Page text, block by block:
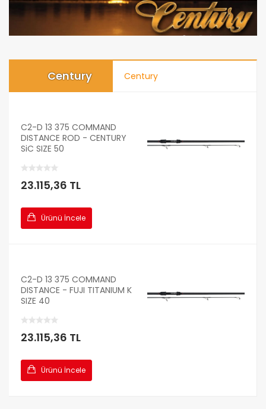
Century Century
C2-D 13 375 COMMAND
DISTANCE ROD - CENTURY
SiC SIZE 50
23.115,36 TL
Ürünü İncele
C2-D 13 375 COMMAND
DISTANCE - FUJI TITANIUM K
SIZE 40
23.115,36 TL
Ürünü İncele